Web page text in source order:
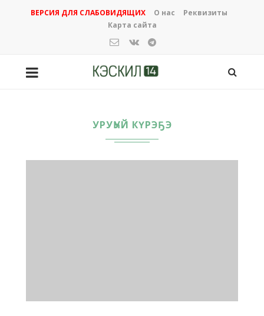
ВЕРСИЯ ДЛЯ СЛАБОВИДЯЩИХ О нас
Реквизиты
Карта сайта
УРУҺУЙ КҮРЭҔЭ